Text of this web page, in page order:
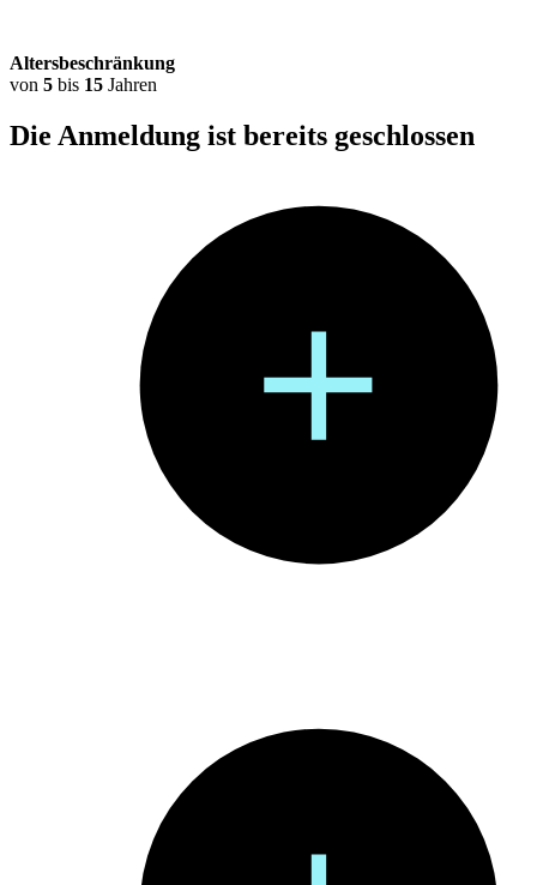
Altersbeschränkung
von 5 bis 15 Jahren
Die Anmeldung ist bereits geschlossen